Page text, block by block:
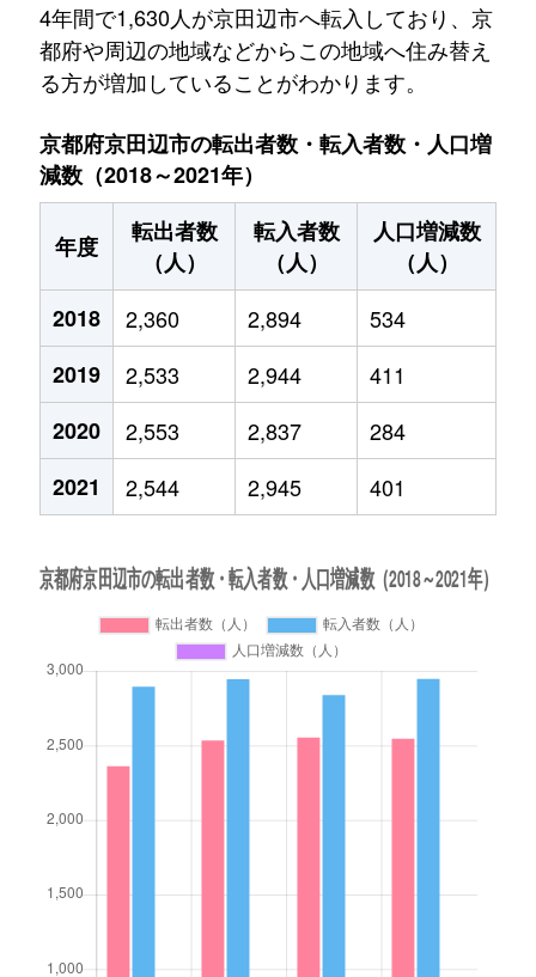
4年間で1,630人が京田辺市へ転入しており、京
都府や周辺の地域などからこの地域へ住み替え
る方が増加していることがわかります。
京都府京田辺市の転出者数・転入者数・人口増
減数（2018～2021年）
年度
転出者数
（人）
転入者数
（人）
人口増減数
（人）
2018
2,360 2,894
534
2019
2,533 2,944
411
2020
2,553 2,837
284
2021
2,544 2,945 401